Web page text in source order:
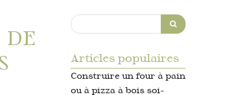
DE
Articles populaires
Construire un four à pain
ou à pizza à bois soi-